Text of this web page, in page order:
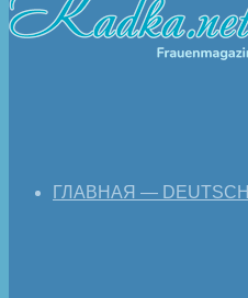
ГЛАВНАЯ — DEUTSCH